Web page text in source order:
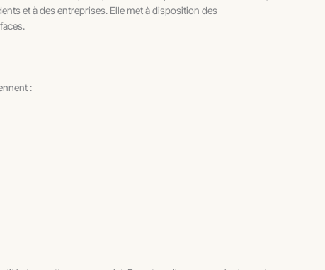
et à des entreprises. Elle met à disposition des
: